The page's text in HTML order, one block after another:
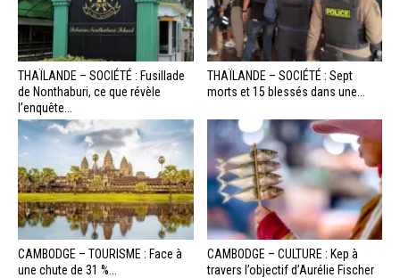
THAÏLANDE – SOCIÉTÉ : Fusillade
de Nonthaburi, ce que révèle
l’enquête...
THAÏLANDE – SOCIÉTÉ : Sept
morts et 15 blessés dans une...
CAMBODGE – TOURISME : Face à
une chute de 31 %...
CAMBODGE – CULTURE : Kep à
travers l’objectif d’Aurélie Fischer